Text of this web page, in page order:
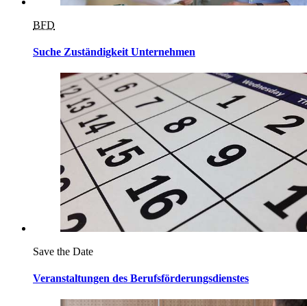
BFD
Suche Zuständigkeit Unternehmen
Save the Date
Veranstaltungen des Berufsförderungsdienstes